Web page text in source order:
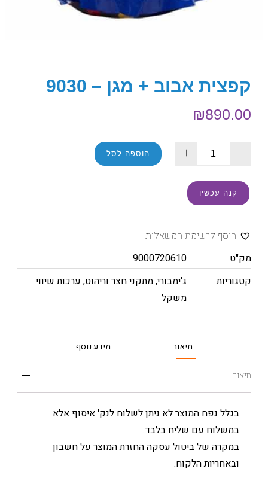
קפצית אבוב + מגן – 9030
₪890.00
-
+ הוספה לסל
קנה עכשיו
הוסף לרשימת המשאלות
מק"ט
9000720610
קטגוריות
ג'ימבורי,מתקני חצר וריהוט, ערכות שיווי
משקל
תיאור מידע נוסף
תיאור
בגלל נפח המוצר לא ניתן לשלוח לנק' איסוף אלא
במשלוח עם שליח בלבד.
במקרה של ביטול עסקה החזרת המוצר על חשבון
ובאחריות הלקוח.